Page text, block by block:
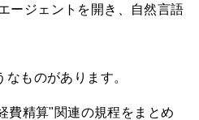
ージェントを開き、自然言語
ものがあります。
費精算"関連の規程をまとめ